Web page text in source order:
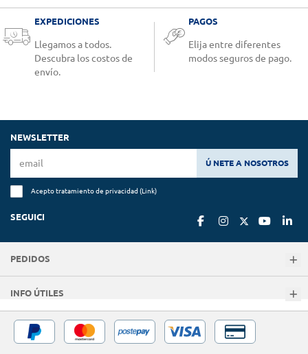
EXPEDICIONES
Llegamos a todos.
Descubra los costos de
envío.
PAGOS
Elija entre diferentes
modos seguros de pago.
NEWSLETTER
Ú NETE A NOSOTROS
Acepto tratamiento de privacidad (Link)
SEGUICI
PEDIDOS
INFO ÚTILES